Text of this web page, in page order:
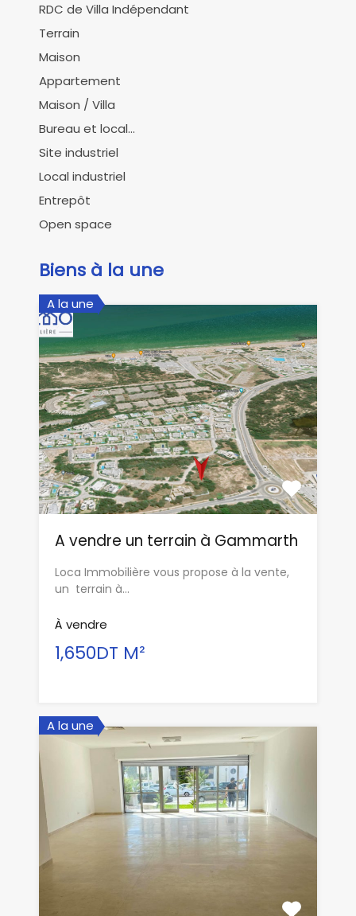
RDC de Villa Indépendant
Terrain
Maison
Appartement
Maison / Villa
Bureau et local...
Site industriel
Local industriel
Entrepôt
Open space
Biens à la une
A la une
A vendre un terrain à Gammarth
Loca Immobilière vous propose à la vente,
un terrain à…
À vendre
1,650DT M²
A la une